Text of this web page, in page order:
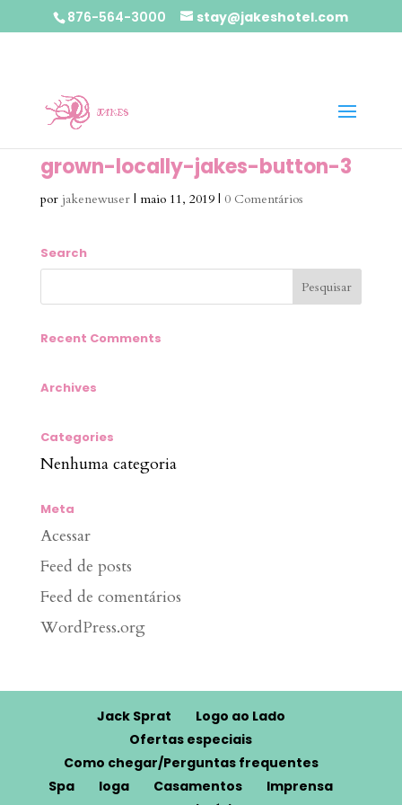
876-564-3000 stay@jakeshotel.com
grown-locally-jakes-button-3
por jakenewuser| maio 11, 2019| 0 Comentários
Search
Recent Comments
Archives
Categories
Nenhuma categoria
Meta
Acessar
Feed de posts
Feed de comentários
WordPress.org
Jack Sprat
Logo ao Lado
Ofertas especiais
Como chegar/Perguntas frequentes
Spa
Ioga Casamentos
Imprensa